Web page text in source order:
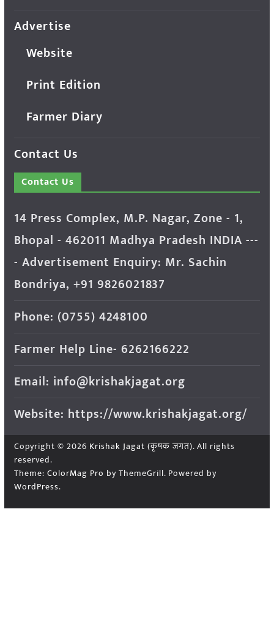
Advertise
Website
Print Edition
Farmer Diary
Contact Us
Contact Us
14 Press Complex, M.P. Nagar, Zone - 1,
Bhopal - 462011 Madhya Pradesh INDIA ---
- Advertisement Enquiry: Mr. Sachin
Bondriya, +91 9826021837
Phone: (0755) 4248100
Farmer Help Line- 6262166222
Email: info@krishakjagat.org
Website: https://www.krishakjagat.org/
Copyright © 2026 Krishak Jagat (कृषक जगत). All rights
reserved.
Theme: ColorMag Pro by ThemeGrill. Powered by
WordPress.